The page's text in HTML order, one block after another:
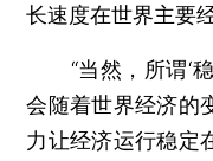
长速度在世界主要
“当然，所谓‘稳
会随着世界经济的
力让经济运行稳定